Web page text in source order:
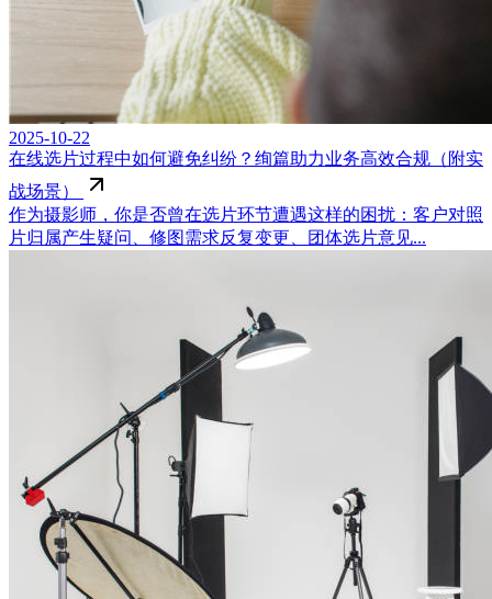
2025-10-22
在线选片过程中如何避免纠纷？绚篇助力业务高效合规（附实
战场景）
作为摄影师，你是否曾在选片环节遭遇这样的困扰：客户对照
片归属产生疑问、修图需求反复变更、团体选片意见...